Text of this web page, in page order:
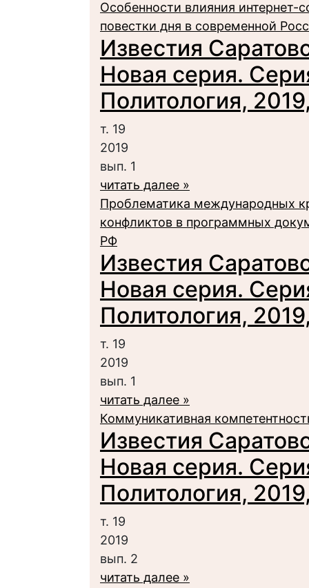
Особенности влияния
повестки дня в современной
Известия
Новая серия.
Политология,
т. 19
2019
вып. 1
читать далее »
Проблематика международных
конфликтов в программных
РФ
Известия
Новая серия.
Политология,
т. 19
2019
вып. 1
читать далее »
Коммуникативная
Известия
Новая серия.
Политология,
т. 19
2019
вып. 2
читать далее »